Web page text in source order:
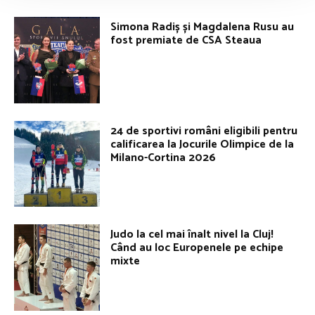
Simona Radiș și Magdalena Rusu au
fost premiate de CSA Steaua
24 de sportivi români eligibili pentru
calificarea la Jocurile Olimpice de la
Milano-Cortina 2026
Judo la cel mai înalt nivel la Cluj!
Când au loc Europenele pe echipe
mixte